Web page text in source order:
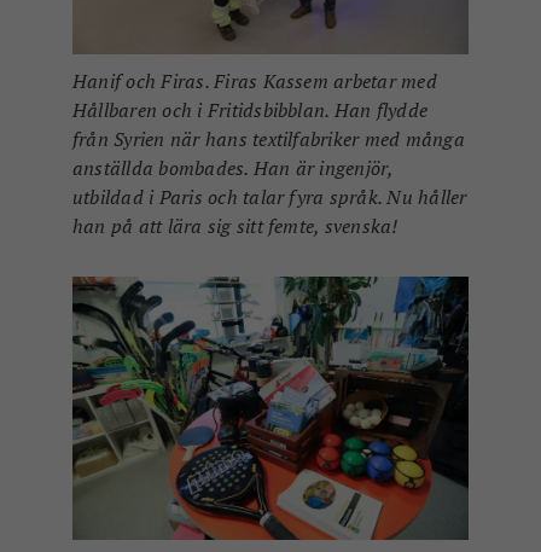
Hanif och Firas. Firas Kassem arbetar med
Hållbaren och i Fritidsbibblan. Han flydde
från Syrien när hans textilfabriker med många
anställda bombades. Han är ingenjör,
utbildad i Paris och talar fyra språk. Nu håller
han på att lära sig sitt femte, svenska!